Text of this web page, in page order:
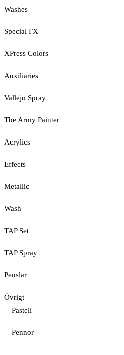
Washes
Special FX
XPress Colors
Auxiliaries
Vallejo Spray
The Army Painter
Acrylics
Effects
Metallic
Wash
TAP Set
TAP Spray
Penslar
Övrigt
Pastell
Pennor